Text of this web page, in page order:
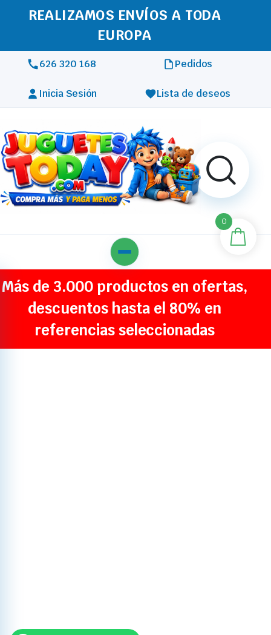
REALIZAMOS ENVÍOS A TODA
EUROPA
626 320 168 Pedidos
Inicia Sesión Lista de deseos
Más de 3.000 productos en ofertas,
descuentos hasta el 80% en
referencias seleccionadas
0